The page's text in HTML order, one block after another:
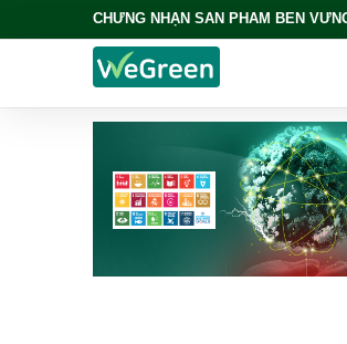
CHỨNG NHẬN SẢN PHẨM BỀN